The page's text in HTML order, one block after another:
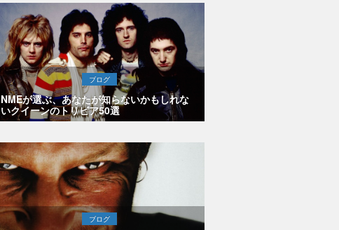
ブログ
NMEが選ぶ、あなたが知らないかもしれな
いクイーンのトリビア50選
ブログ